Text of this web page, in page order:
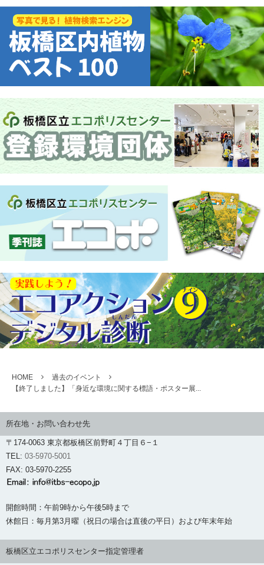
HOME
過去のイベント
【終了しました】「身近な環境に関する標語・ポスター展...
所在地・お問い合わせ先
〒174-0063 東京都板橋区前野町４丁目６−１
TEL: 03-5970-5001
FAX: 03-5970-2255
開館時間：午前9時から午後5時まで
休館日：毎月第3月曜（祝日の場合は直後の平日）および年末年始
板橋区立エコポリスセンター指定管理者